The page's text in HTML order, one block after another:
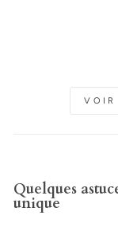
VOIR
Quelques
unique